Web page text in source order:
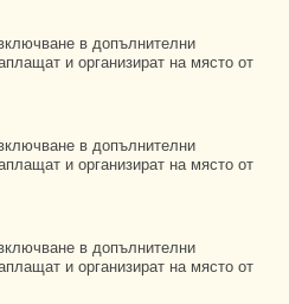
в допълнителни
и организират на място от
в допълнителни
и организират на място от
в допълнителни
и организират на място от